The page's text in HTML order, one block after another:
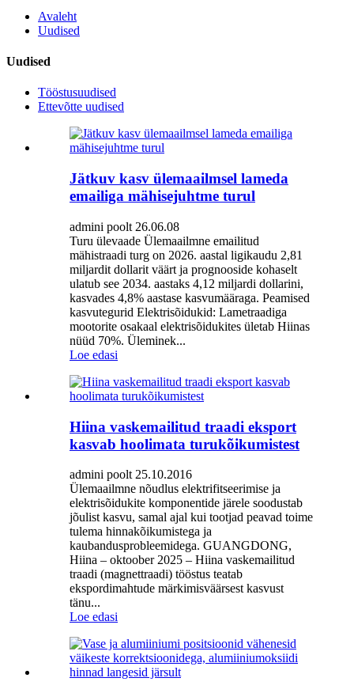
Avaleht
Uudised
Uudised
Tööstusuudised
Ettevõtte uudised
Jätkuv kasv ülemaailmsel lameda
emailiga mähisejuhtme turul
admini poolt 26.06.08
Turu ülevaade Ülemaailmne emailitud
mähistraadi turg on 2026. aastal ligikaudu 2,81
miljardit dollarit väärt ja prognooside kohaselt
ulatub see 2034. aastaks 4,12 miljardi dollarini,
kasvades 4,8% aastase kasvumääraga. Peamised
kasvutegurid Elektrisõidukid: Lametraadiga
mootorite osakaal elektrisõidukites ületab Hiinas
nüüd 70%. Üleminek...
Loe edasi
Hiina vaskemailitud traadi eksport
kasvab hoolimata turukõikumistest
admini poolt 25.10.2016
Ülemaailmne nõudlus elektrifitseerimise ja
elektrisõidukite komponentide järele soodustab
jõulist kasvu, samal ajal kui tootjad peavad toime
tulema hinnakõikumistega ja
kaubandusprobleemidega. GUANGDONG,
Hiina – oktoober 2025 – Hiina vaskemailitud
traadi (magnettraadi) tööstus teatab
ekspordimahtude märkimisväärsest kasvust
tänu...
Loe edasi